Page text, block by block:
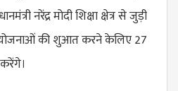
नरेंद्र मोदी शिक्षा क्षेत्र से जुड़ी
की शुआत करने केलिए 27